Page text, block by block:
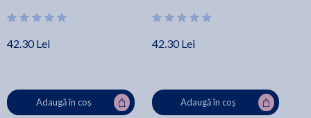
42.30 Lei
Adaugă în coș
42.30 Lei
Adaugă în coș